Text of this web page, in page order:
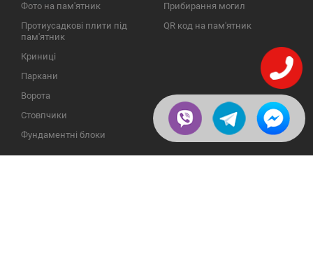
Фото на пам'ятник
Протиусадкові плити під
пам'ятник
Криниці
Паркани
Ворота
Стовпчики
Фундаментні блоки
Прибирання могил
QR код на пам'ятник